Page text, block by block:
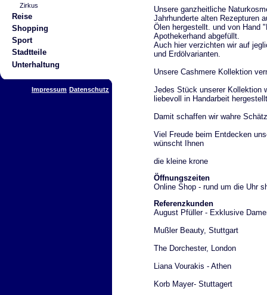
Zirkus
Reise
Shopping
Sport
Stadtteile
Unterhaltung
Impressum Datenschutz
Unsere ganzheitliche
Jahrhunderte alten Rezepturen
Ölen hergestellt. und von Hand
Apothekerhand abgefüllt.
Auch hier verzichten wir auf
und Erdölvarianten.
Unsere Cashmere Kollektion
Jedes Stück unserer Kollektion
liebevoll in Handarbeit
Damit schaffen wir wahre
Viel Freude beim Entdecken
wünscht Ihnen
die kleine krone
Öffnungszeiten
Online Shop - rund um die Uhr
Referenzkunden
August Pfüller - Exklusive
Mußler Beauty, Stuttgart
The Dorchester, London
Liana Vourakis - Athen
Korb Mayer- Stuttagert